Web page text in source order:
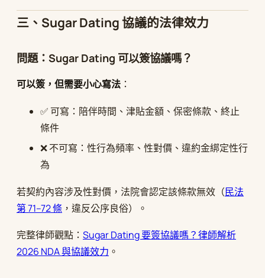
三、Sugar Dating 協議的法律效力
問題：Sugar Dating 可以簽協議嗎？
可以簽，但需要小心寫法 ：
✅ 可寫：陪伴時間、津貼金額、保密條款、終止
條件
❌ 不可寫：性行為頻率、性對價、違約金綁定性行
為
若契約內容涉及性對價，法院會認定該條款無效（民法
第 71–72 條 ，違反公序良俗）。
完整律師觀點： Sugar Dating 要簽協議嗎？律師解析
2026 NDA 與協議效力 。